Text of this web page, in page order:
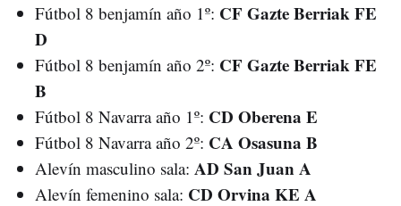
Fútbol 8 benjamín año 1º: CF Gazte Berriak FE
D
Fútbol 8 benjamín año 2º: CF Gazte Berriak FE
B
Fútbol 8 Navarra año 1º: CD Oberena E
Fútbol 8 Navarra año 2º: CA Osasuna B
Alevín masculino sala: AD San Juan A
Alevín femenino sala: CD Orvina KE A